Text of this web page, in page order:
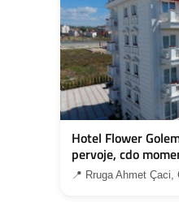
Hotel Flower
pervoje, cdo
📍 Rruga Ahmet Çaci,